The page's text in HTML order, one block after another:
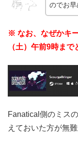
のでお早
※ なお、なぜかキ
（土）午前9時まで
Fanatical側のミス
えておいた方が無